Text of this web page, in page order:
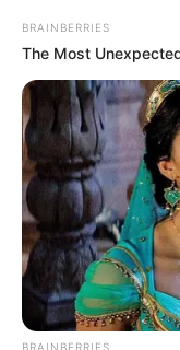
По данным
Двуречная
местный
оккупантов. Он
преступлениях
до должности
групповой
«Управлении
администрации
Однако карьера
понизили до
Двуречной. За